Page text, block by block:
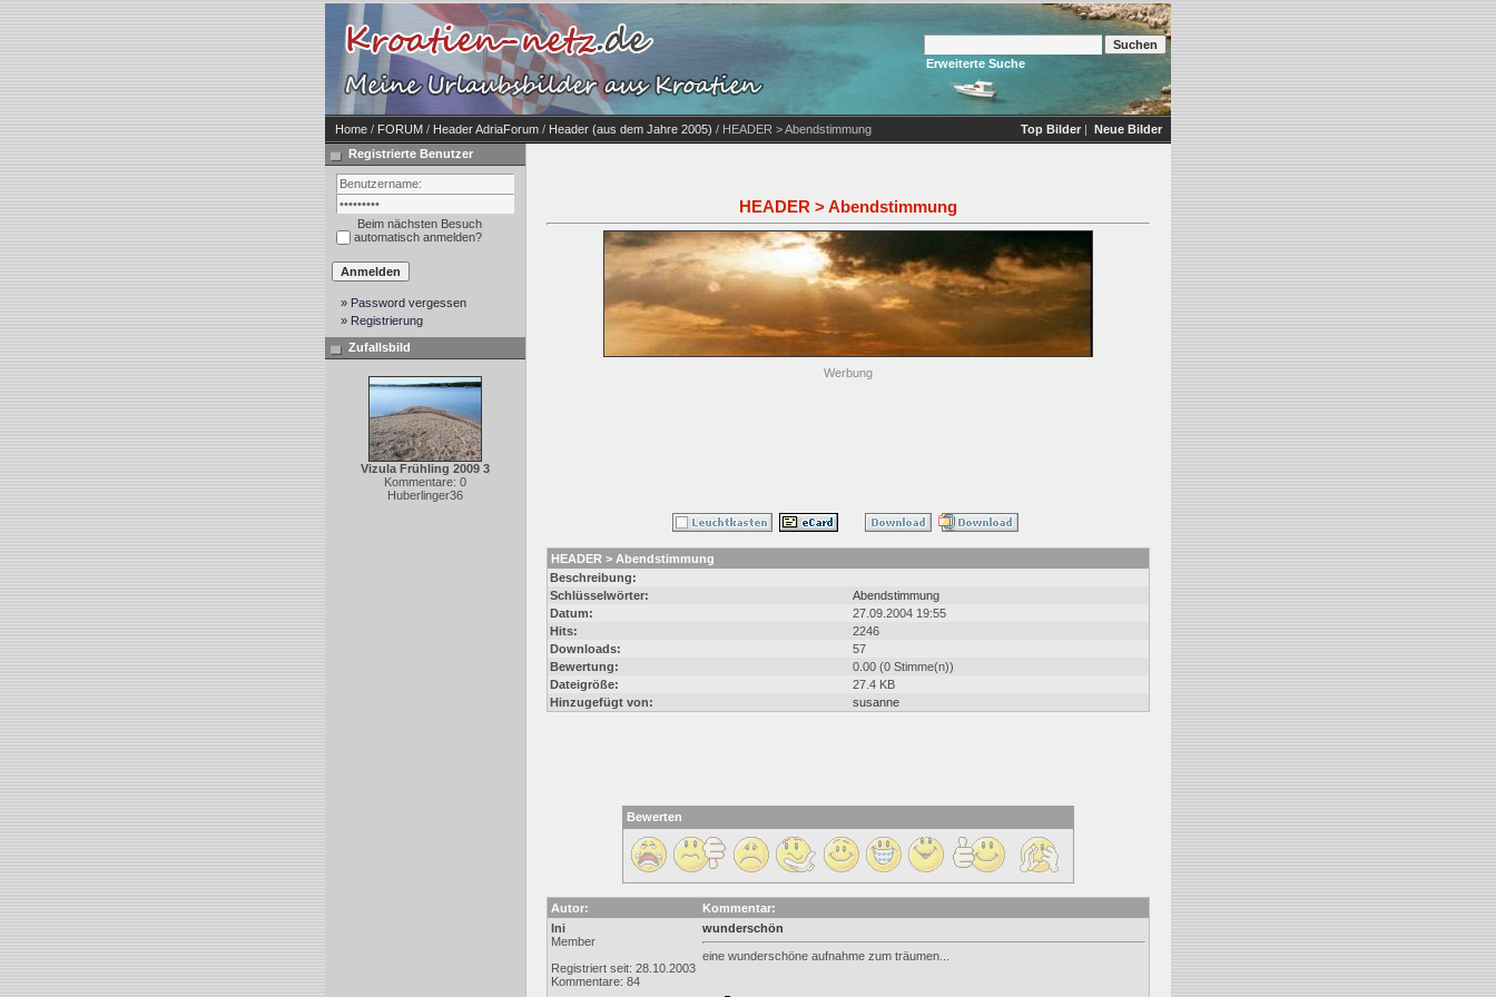
Erweiterte Suche
Home / FORUM / Header AdriaForum / Header (aus dem Jahre 2005) / HEADER > Abendstimmung Top Bilder | Neue Bilder
Registrierte Benutzer
Beim nächsten Besuch
automatisch anmelden?
» Password vergessen
» Registrierung
Zufallsbild
Vizula Frühling 2009 3
Kommentare: 0
Huberlinger36
HEADER > Abendstimmung
Werbung
HEADER > Abendstimmung
Beschreibung:
Schlüsselwörter:
Abendstimmung
Datum:
27.09.2004 19:55
Hits:
2246
Downloads:
57
Bewertung:
0.00 (0 Stimme(n))
Dateigröße:
27.4 KB
Hinzugefügt von:
susanne
Bewerten
Autor:
Kommentar:
Ini
Member
Registriert seit: 28.10.2003
Kommentare: 84
wunderschön
eine wunderschöne aufnahme zum träumen...